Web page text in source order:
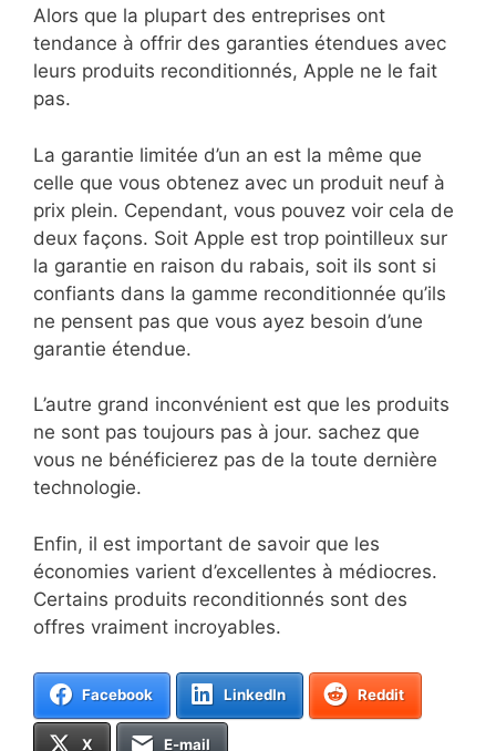
Alors que la plupart des entreprises ont
tendance à offrir des garanties étendues avec
leurs produits reconditionnés, Apple ne le fait
pas.
La garantie limitée d’un an est la même que
celle que vous obtenez avec un produit neuf à
prix plein. Cependant, vous pouvez voir cela de
deux façons. Soit Apple est trop pointilleux sur
la garantie en raison du rabais, soit ils sont si
confiants dans la gamme reconditionnée qu’ils
ne pensent pas que vous ayez besoin d’une
garantie étendue.
L’autre grand inconvénient est que les produits
ne sont pas toujours pas à jour. sachez que
vous ne bénéficierez pas de la toute dernière
technologie.
Enfin, il est important de savoir que les
économies varient d’excellentes à médiocres.
Certains produits reconditionnés sont des
offres vraiment incroyables.
Facebook LinkedIn Reddit
X E-mail